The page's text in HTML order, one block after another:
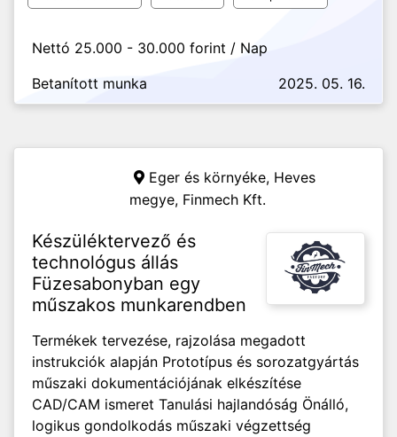
Nettó 25.000 - 30.000 forint / Nap
Betanított munka
2025. 05. 16.
Eger és környéke, Heves
megye, Finmech Kft.
Készüléktervező és
technológus állás
Füzesabonyban egy
műszakos munkarendben
Termékek tervezése, rajzolása megadott
instrukciók alapján Prototípus és sorozatgyártás
műszaki dokumentációjának elkészítése
CAD/CAM ismeret Tanulási hajlandóság Önálló,
logikus gondolkodás műszaki végzettség